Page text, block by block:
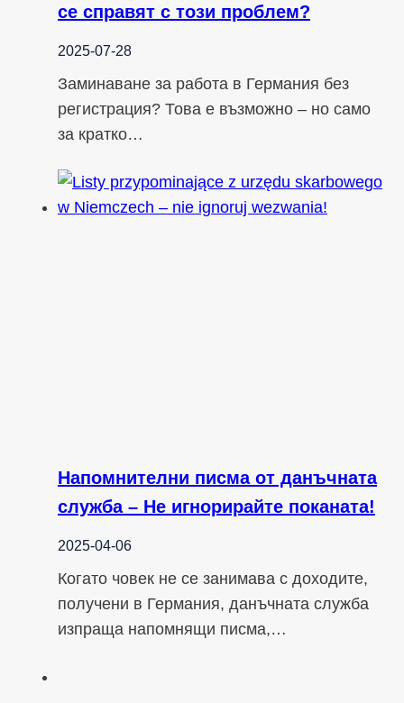
се справят с този проблем?
2025-07-28
Заминаване за работа в Германия без
регистрация? Това е възможно – но само
за кратко…
Напомнителни писма от данъчната
служба – Не игнорирайте поканата!
2025-04-06
Когато човек не се занимава с доходите,
получени в Германия, данъчната служба
изпраща напомнящи писма,…